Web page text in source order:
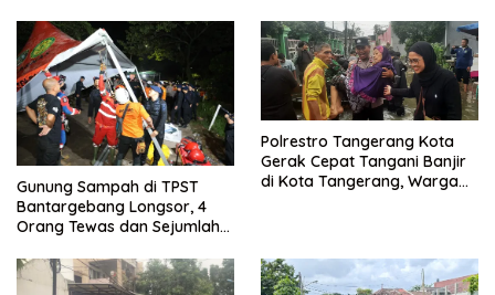
Gunung Sampah di TPST
Bantargebang Longsor, 4
Orang Tewas dan Sejumlah
Polrestro Tangerang Kota
Gerak Cepat Tangani Banjir
di Kota Tangerang, Warga